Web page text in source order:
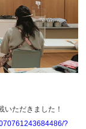
いただきました！
?